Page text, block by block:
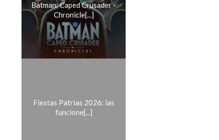
Batman: Caped Crusader -
Chronicle[...]
Fiestas Patrias 2026: las
funcione[...]